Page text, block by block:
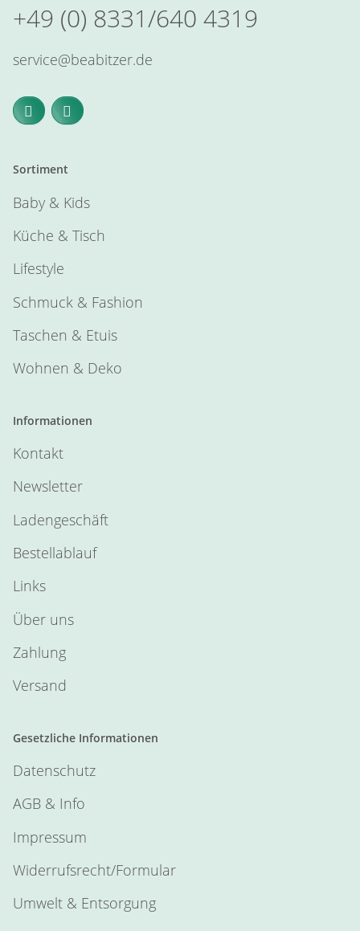
+49 (0) 8331/640 4319
service@beabitzer.de
Sortiment
Baby & Kids
Küche & Tisch
Lifestyle
Schmuck & Fashion
Taschen & Etuis
Wohnen & Deko
Informationen
Kontakt
Newsletter
Ladengeschäft
Bestellablauf
Links
Über uns
Zahlung
Versand
Gesetzliche Informationen
Datenschutz
AGB & Info
Impressum
Widerrufsrecht/Formular
Umwelt & Entsorgung